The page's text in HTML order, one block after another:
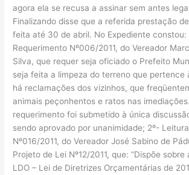
agora ela se recusa a assinar sem antes
Finalizando disse que a referida prestação
feita até 30 de abril. No Expediente constou:
Requerimento Nº006/2011, do Vereador
Silva, que requer seja oficiado o Prefeito
seja feita a limpeza do terreno que pertence
há reclamações dos vizinhos, que
animais peçonhentos e ratos nas
requerimento foi submetido à única
sendo aprovado por unanimidade; 2º-
Nº016/2011, do Vereador José Sabino de
Projeto de Lei Nº12/2011, que: “Dispõe
LDO – Lei de Diretrizes Orçamentárias de